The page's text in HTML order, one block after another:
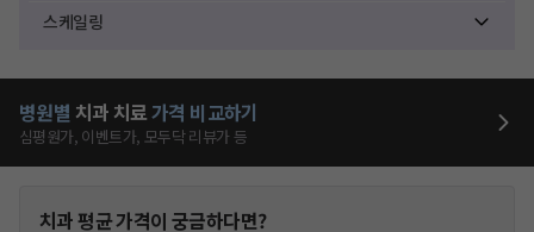
스케일링
병원별 치과 치료가격 비교하기
심평원가, 이벤트가, 모두닥 리뷰가 등
치과평균 가격이 궁금하다면?